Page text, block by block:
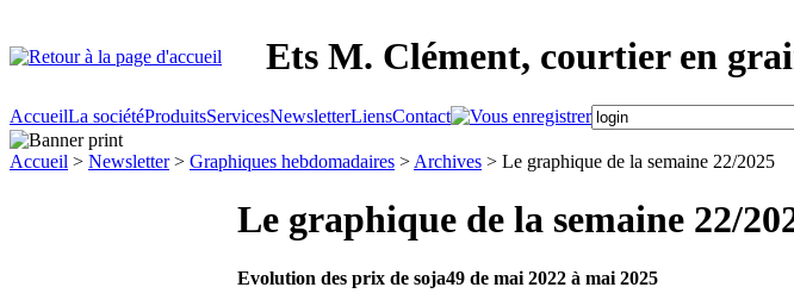
Ets M. Clément, courtier en
AccueilLa sociétéProduitsServicesNewsletterLiensContact
Accueil > Newsletter> Graphiques hebdomadaires > Archives > Le graphique de la semaine 22/2025
Le graphique de la semaine 22/
Evolution des prix de soja49 de mai 2022 à mai 2025